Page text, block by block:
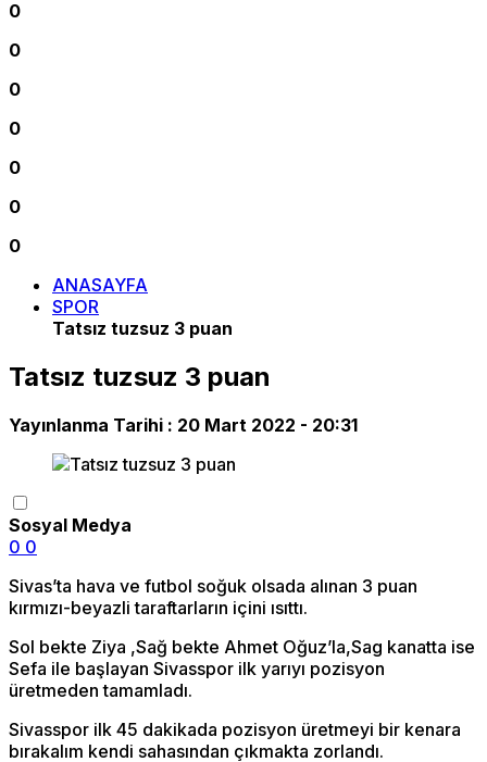
0
0
0
0
0
0
0
ANASAYFA
SPOR
Tatsız tuzsuz 3 puan
Tatsız tuzsuz 3 puan
Yayınlanma Tarihi : 20 Mart 2022 - 20:31
Sosyal Medya
0 0
Sivas’ta hava ve futbol soğuk olsada alınan 3 puan
kırmızı-beyazli taraftarların içini ısıttı.
Sol bekte Ziya ,Sağ bekte Ahmet Oğuz’la,Sag kanatta ise
Sefa ile başlayan Sivasspor ilk yarıyı pozisyon
üretmeden tamamladı.
Sivasspor ilk 45 dakikada pozisyon üretmeyi bir kenara
bırakalım kendi sahasından çıkmakta zorlandı.